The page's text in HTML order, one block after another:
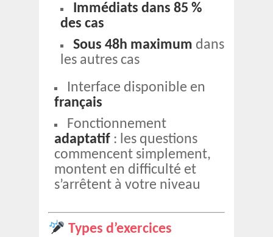
Immédiats dans 85 %
des cas
Sous 48h maximum dans
les autres cas
Interface disponible en
français
Fonctionnement
adaptatif : les questions
commencent simplement,
montent en difficulté et
s’arrêtent à votre niveau
Types d’exercices